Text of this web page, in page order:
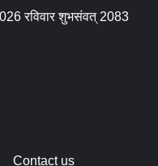
रविवार शुभसंवत् 2083
Contact us